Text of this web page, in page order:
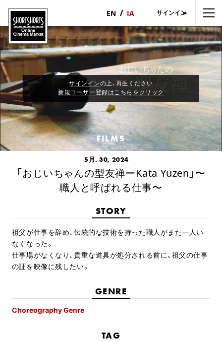
English
本
語
サインイン
サインインの上、再生ください
新規ユーザー登録はこちらをクリック
FILMS
5月. 30, 2024
「おじいちゃんの型友禅ーKata Yuzen」〜
職人と呼ばれる仕事〜
STORY
祖父が仕事を辞め、伝統的な技術を持った職人がまた一人い
なくなった。
仕事場がなくなり、貴重な道具が処分される前に、祖父の仕事
の証を映像に残したい。
GENRE
Choreography Genre
TAG